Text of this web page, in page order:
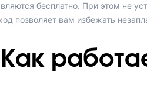
бесплатно. При этом не
позволяет вам избежать
Как